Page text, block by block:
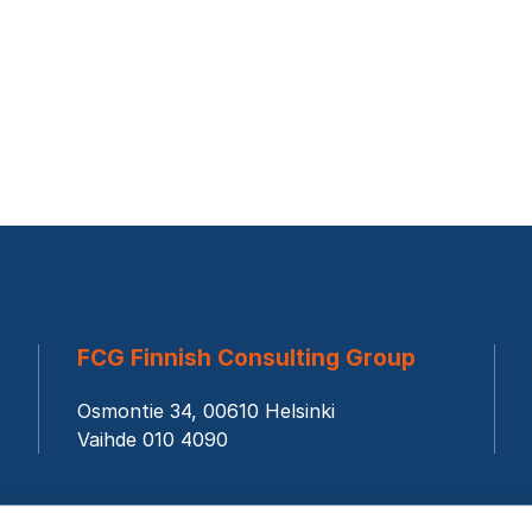
FCG Finnish Consulting Group
Osmontie 34, 00610 Helsinki
Vaihde 010 4090